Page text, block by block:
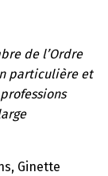
de l’Ordre
particulière et
Ginette